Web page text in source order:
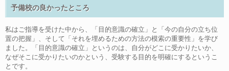
予備校の良かったところ
私はご指導を受けた中から、「目的意識の確立」と「今の自分の立ち位
置の把握」、そして「それを埋めるための方法の模索の重要性」を学び
ました。「目的意識の確立」というのは、自分がどこに受かりたいか、
なぜそこに受かりたいのかという、受験する目的を明確にするというこ
とです。